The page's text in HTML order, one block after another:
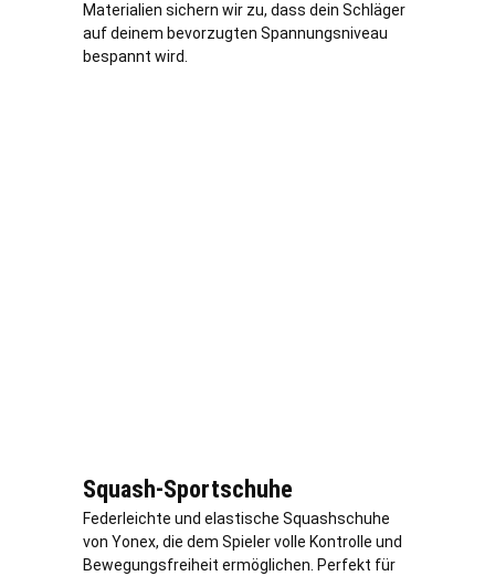
Materialien sichern wir zu, dass dein Schläger
auf deinem bevorzugten Spannungsniveau
bespannt wird.
Squash-Sportschuhe
Federleichte und elastische Squashschuhe
von Yonex, die dem Spieler volle Kontrolle und
Bewegungsfreiheit ermöglichen. Perfekt für